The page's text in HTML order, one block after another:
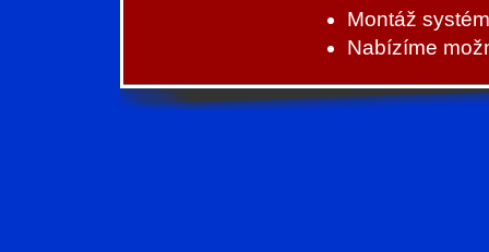
Montáž
Nabízíme